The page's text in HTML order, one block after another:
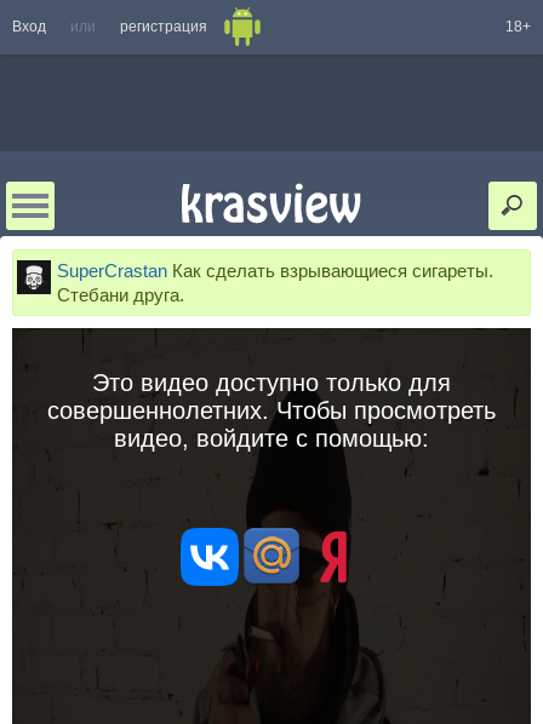
Вход или регистрация 18+
SuperCrastan Как сделать взрывающиеся сигареты.
Стебани друга.
Это видео доступно только для
совершеннолетних. Чтобы просмотреть
видео, войдите с помощью: